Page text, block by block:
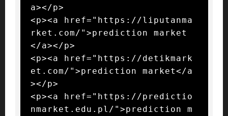
a></p>
<p><a href="https://liputanma
rket.com/">prediction market
</a></p>
<p><a href="https://detikmark
et.com/">prediction market</a
></p>
<p><a href="https://predictio
nmarket.edu.pl/">prediction m